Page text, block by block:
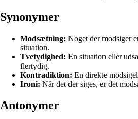
Synonymer
Modsætning: Noget der modsiger
situation.
Tvetydighed: En situation eller
flertydig.
Kontradiktion: En direkte
Ironi: Når det der siges, er det
Antonymer